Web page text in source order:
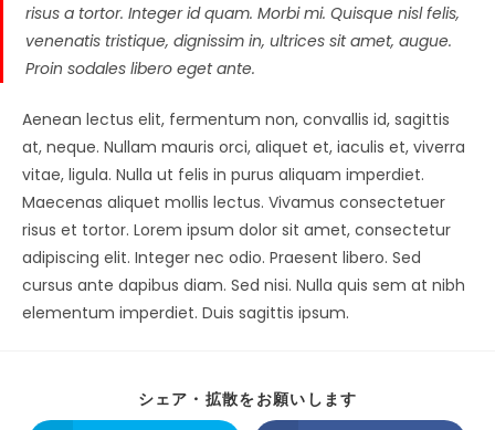
risus a tortor. Integer id quam. Morbi mi. Quisque nisl felis,
venenatis tristique, dignissim in, ultrices sit amet, augue.
Proin sodales libero eget ante.
Aenean lectus elit, fermentum non, convallis id, sagittis
at, neque. Nullam mauris orci, aliquet et, iaculis et, viverra
vitae, ligula. Nulla ut felis in purus aliquam imperdiet.
Maecenas aliquet mollis lectus. Vivamus consectetuer
risus et tortor. Lorem ipsum dolor sit amet, consectetur
adipiscing elit. Integer nec odio. Praesent libero. Sed
cursus ante dapibus diam. Sed nisi. Nulla quis sem at nibh
elementum imperdiet. Duis sagittis ipsum.
シェア・拡散をお願いします